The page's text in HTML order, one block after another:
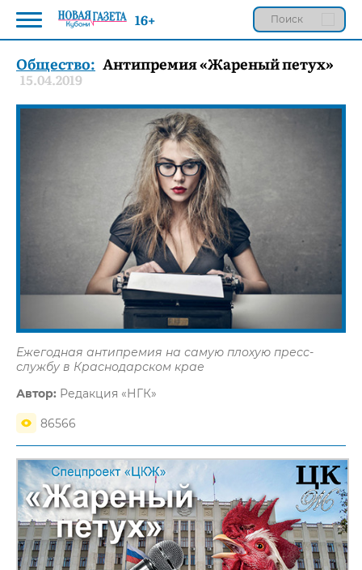
Общество: Антипремия «Жареный петух»
15.04.2019
Ежегодная антипремия на самую плохую пресс-
службу в Краснодарском крае
Автор: Редакция «НГК»
86566
16+